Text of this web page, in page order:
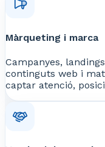
Màrqueting i marca
Campanyes,
continguts web i
captar atenció,